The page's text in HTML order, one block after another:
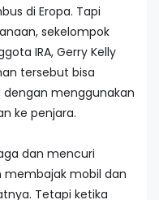
di Eropa. Tapi
sekelompok
IRA, Gerry Kelly
tersebut bisa
dengan menggunakan
ke penjara.
dan mencuri
membajak mobil dan
Tetapi ketika